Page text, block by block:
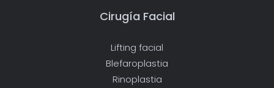
Cirugía Facial
Lifting facial
Blefaroplastia
Rinoplastia